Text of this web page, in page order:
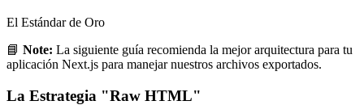
El Estándar de Oro
📘 Note: La siguiente guía recomienda la mejor arquitectura para tu
aplicación Next.js para manejar nuestros archivos exportados.
La Estrategia "Raw HTML"